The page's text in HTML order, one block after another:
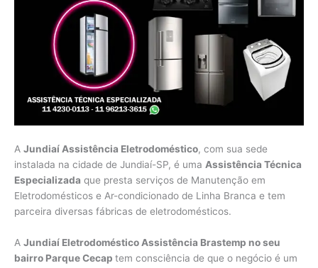
A Jundiaí Assistência Eletrodoméstico, com sua sede
instalada na cidade de Jundiaí-SP, é uma Assistência Técnica
Especializada que presta serviços de Manutenção em
Eletrodomésticos e Ar-condicionado de Linha Branca e tem
parceira diversas fábricas de eletrodomésticos.
A Jundiaí Eletrodoméstico Assistência Brastemp no seu
bairro Parque Cecap tem consciência de que o negócio é um